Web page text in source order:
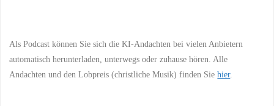
Als Podcast können Sie sich die KI-Andachten bei vielen Anbietern
automatisch herunterladen, unterwegs oder zuhause hören. Alle
Andachten und den Lobpreis (christliche Musik) finden Siehier.